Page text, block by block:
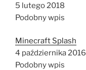
5 lutego 2018
Podobny wpis
Minecraft Splash
4 października 2016
Podobny wpis